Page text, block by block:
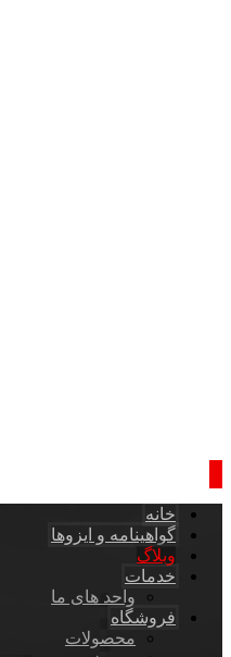
خانه
گواهینامه و ایزوها
وبلاگ
خدمات
واحد های ما
فروشگاه
محصولات